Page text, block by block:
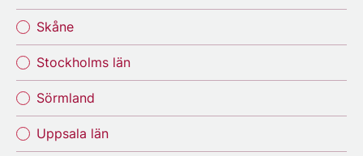
Skåne
Stockholms län
Sörmland
Uppsala län